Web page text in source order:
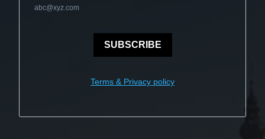
abc@xyz.com
SUBSCRIBE
Terms & Privacy policy